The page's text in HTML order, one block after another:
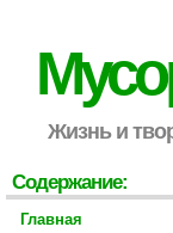
Жизнь и
Содержание:
Главная